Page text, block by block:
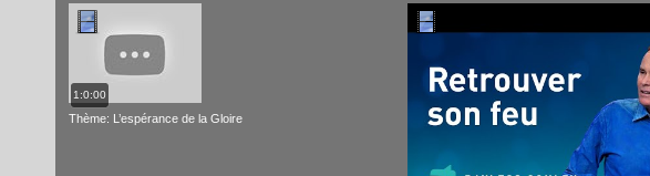
1:0:00
Thème: L’espérance de la Gloire